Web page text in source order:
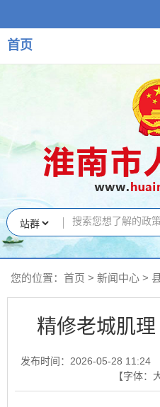
首页
您的位置： 首页 > 新闻中心 >
精修老城肌
发布时间：2026-05-28 11:24
【字体：